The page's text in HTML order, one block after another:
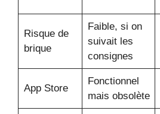
Risque de
brique
Faible, si on
suivait les
consignes
App Store
Fonctionnel
mais obsolète